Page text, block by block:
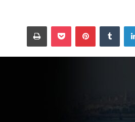
لينكدإن بينتيريست بوكيت